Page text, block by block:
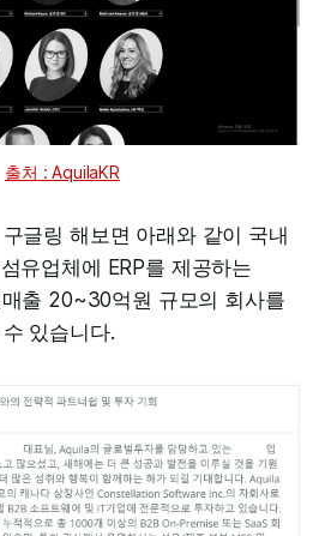
출처 : AquilaKR
글링 해보면 아래와 같이 국내
유업체에 ERP를 제공하는
출 20~30억원 규모의 회사를
있습니다.